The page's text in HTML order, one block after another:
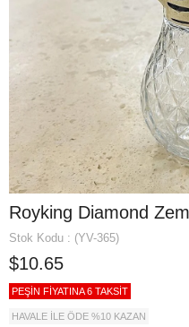
Royking Diamond
Stok Kodu (YV-365)
$10.65
PEŞİN FİYATINA 6 TAKSİT
HAVALE İLE ÖDE %10 KAZAN